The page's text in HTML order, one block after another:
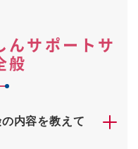
んサポートサ
般
内容を教えて